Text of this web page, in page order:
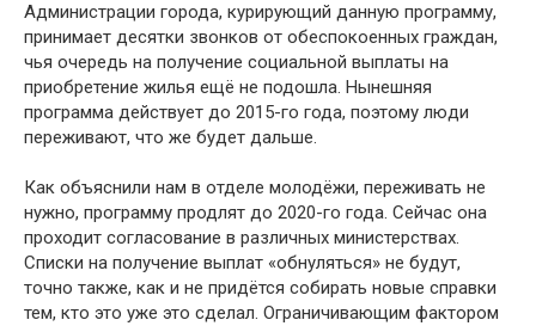
Администрации города, курирующий данную программу,
принимает десятки звонков от обеспокоенных граждан,
чья очередь на получение социальной выплаты на
приобретение жилья ещё не подошла. Нынешняя
программа действует до 2015-го года, поэтому люди
переживают, что же будет дальше.
Как объяснили нам в отделе молодёжи, переживать не
нужно, программу продлят до 2020-го года. Сейчас она
проходит согласование в различных министерствах.
Списки на получение выплат «обнуляться» не будут,
точно также, как и не придётся собирать новые справки
тем, кто это уже это сделал. Ограничивающим фактором